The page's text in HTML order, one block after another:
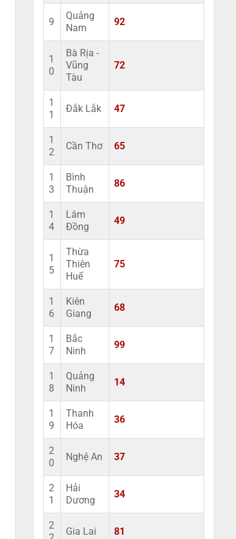
9
Quảng
Nam
92
1
0
Bà Rịa -
Vũng
Tàu
72
1
1
Đắk Lắk 47
1
2
Cần Thơ 65
1
3
Bình
Thuận
86
1
4
Lâm
Đồng
49
1
5
Thừa
Thiên
Huế
75
1
6
Kiên
Giang
68
1
7
Bắc
Ninh
99
1
8
Quảng
Ninh
14
1
9
Thanh
Hóa
36
2
0
Nghệ An 37
2
1
Hải
Dương
34
2
Gia Lai 81